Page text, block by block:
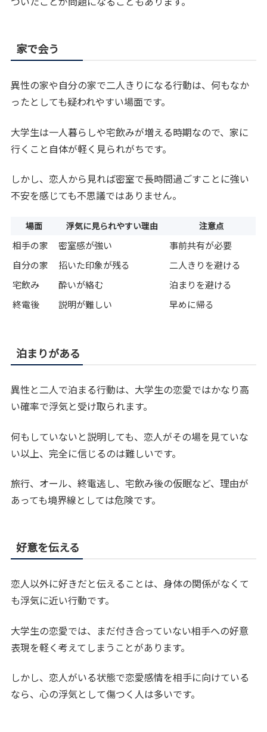
家で会う
異性の家や自分の家で二人きりになる行動は、何もなか
ったとしても疑われやすい場面です。
大学生は一人暮らしや宅飲みが増える時期なので、家に
行くこと自体が軽く見られがちです。
しかし、恋人から見れば密室で長時間過ごすことに強い
不安を感じても不思議ではありません。
場面 浮気に見られやすい理由 注意点
相手の家 密室感が強い
事前共有が必要
自分の家
招いた印象が残る
二人きりを避ける
宅飲み
酔いが絡む
泊まりを避ける
終電後
説明が難しい 早めに帰る
泊まりがある
異性と二人で泊まる行動は、大学生の恋愛ではかなり高
い確率で浮気と受け取られます。
何もしていないと説明しても、恋人がその場を見ていな
い以上、完全に信じるのは難しいです。
旅行、オール、終電逃し、宅飲み後の仮眠など、理由が
あっても境界線としては危険です。
好意を伝える
恋人以外に好きだと伝えることは、身体の関係がなくて
も浮気に近い行動です。
大学生の恋愛では、まだ付き合っていない相手への好意
表現を軽く考えてしまうことがあります。
しかし、恋人がいる状態で恋愛感情を相手に向けている
なら、心の浮気として傷つく人は多いです。